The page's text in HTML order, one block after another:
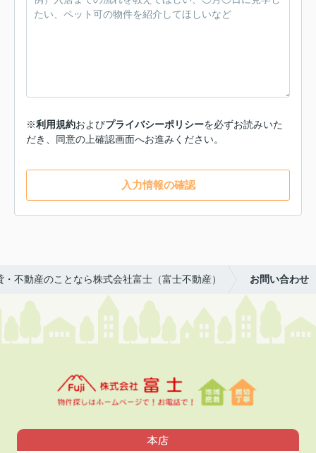
※利用規約およびプライバシーポリシーを必ずお読みいた
だき、同意の上確認画面へお進みください。
入力情報の確認
・不動産のことなら株式会社富士（富士不動産） お問い合わせ
本店